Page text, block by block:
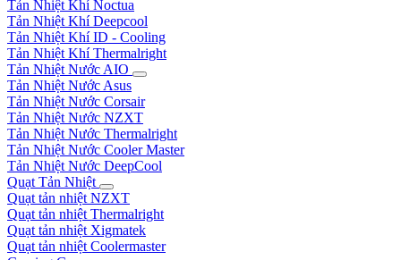
Tản Nhiệt Khí Noctua
Tản Nhiệt Khí Deepcool
Tản Nhiệt Khí ID - Cooling
Tản Nhiệt Khí Thermalright
Tản Nhiệt Nước AIO
Tản Nhiệt Nước Asus
Tản Nhiệt Nước Corsair
Tản Nhiệt Nước NZXT
Tản Nhiệt Nước Thermalright
Tản Nhiệt Nước Cooler Master
Tản Nhiệt Nước DeepCool
Quạt Tản Nhiệt
Quạt tản nhiệt NZXT
Quạt tản nhiệt Thermalright
Quạt tản nhiệt Xigmatek
Quạt tản nhiệt Coolermaster